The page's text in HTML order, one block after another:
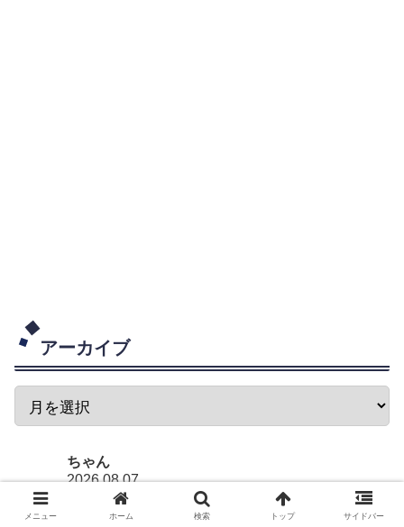
アーカイブ
ちゃん
2026.08.07
ほんと凄いスプリントの恰好ですよね。トラック出身だ
メニュー ホーム 検索 トップ サイドバー